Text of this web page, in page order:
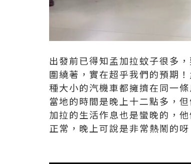
出發前已得知孟加拉蚊子很多
圍繞著，實在超乎我們的預期
種大小的汽機車都擁擠在同一
當地的時間是晚上十二點多，
加拉的生活作息也是蠻晚的，
正常，晚上可說是非常熱鬧的呀